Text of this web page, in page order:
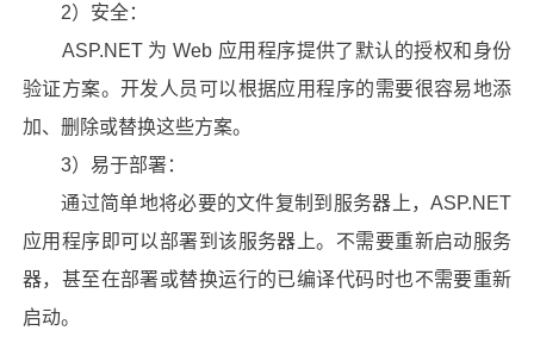
2）安全：
ASP.NET 为 Web 应用程序提供了默认的授权和身份
验证方案。开发人员可以根据应用程序的需要很容易地添
加、删除或替换这些方案。
3）易于部署：
通过简单地将必要的文件复制到服务器上，ASP.NET
应用程序即可以部署到该服务器上。不需要重新启动服务
器，甚至在部署或替换运行的已编译代码时也不需要重新
启动。